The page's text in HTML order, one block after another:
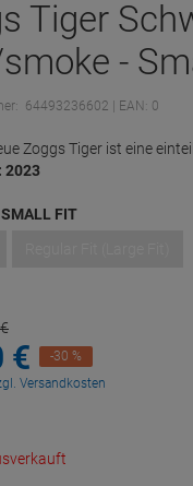
Tiger
-
64493236602 | EAN: 0
Zoggs Tiger ist eine
2023
SMALL FIT
€
€
-30 %
Versandkosten